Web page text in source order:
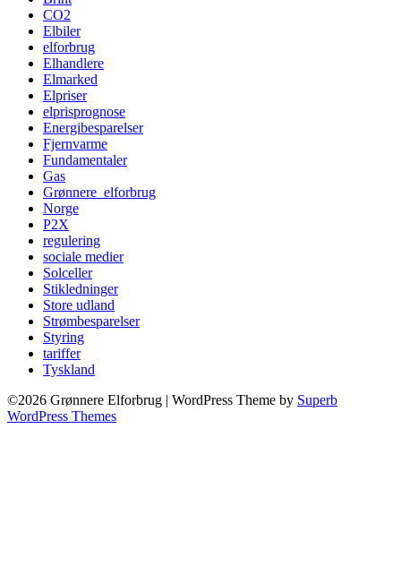
CO2
Elbiler
elforbrug
Elhandlere
Elmarked
Elpriser
elprisprognose
Energibesparelser
Fjernvarme
Fundamentaler
Gas
Grønnere_elforbrug
Norge
P2X
regulering
sociale medier
Solceller
Stikledninger
Store udland
Strømbesparelser
Styring
tariffer
Tyskland
©2026 Grønnere Elforbrug | WordPress Theme by Superb
WordPress Themes